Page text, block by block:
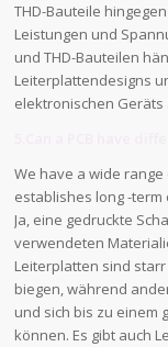
THD-Bauteile
Leistungen und
und THD-Bauteilen
Leiterplattendesigns
elektronischen Geräts
We have a wide
establishes long -
Ja, eine gedruckte
verwendeten
Leiterplatten sind
biegen, während
und sich bis zu einem
können. Es gibt auch